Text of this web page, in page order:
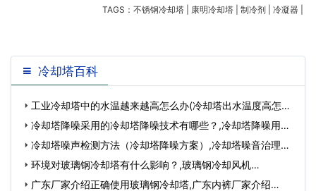
在运行中常见的问题，故障的原因、检查及解
TAGS： 不锈钢冷却塔| 康明冷却塔| 制冷剂 冷凝器|
冷却塔百科
工业冷却塔中的水温越来越高怎么办(冷却塔出水温度高怎么
办)…
冷却塔降噪采用的冷却塔降噪技术有哪些？,冷却塔降噪用到
的仪器…
冷却塔噪声检测方法（冷却塔降噪方案）,冷却塔噪音治理工
程…环境对玻璃钢冷却塔有什么影响？,玻璃钢冷却风机…
广东厂家介绍正确使用玻璃钢冷却塔,广东内裤厂家介绍…